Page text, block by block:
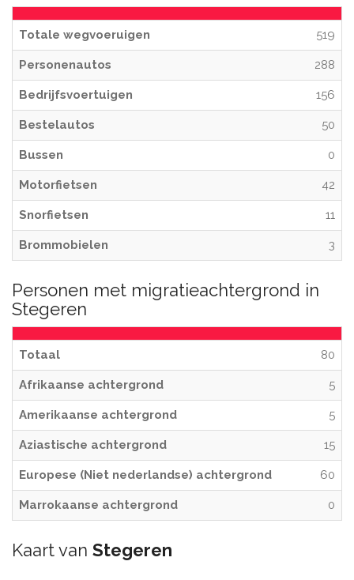
Totale wegvoeruigen 519
Personenautos 288
Bedrijfsvoertuigen 156
Bestelautos 50
Bussen 0
Motorfietsen 42
Snorfietsen 11
Brommobielen 3
Personen met migratieachtergrond in
Stegeren
Totaal 80
Afrikaanse achtergrond 5
Amerikaanse achtergrond 5
Aziastische achtergrond 15
Europese (Niet nederlandse) achtergrond 60
Marrokaanse achtergrond 0
Kaart van Stegeren